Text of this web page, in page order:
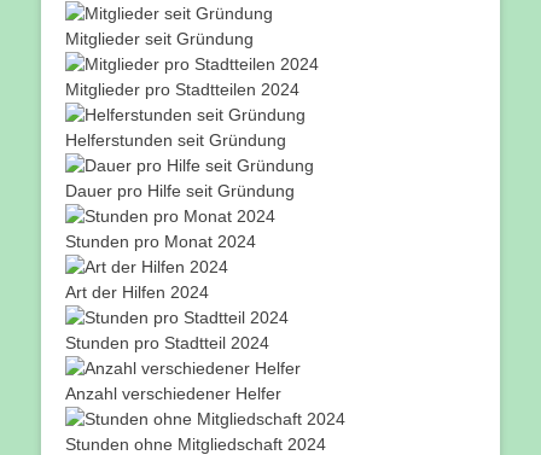
Mitglieder seit Gründung
Mitglieder pro Stadtteilen 2024
Helferstunden seit Gründung
Dauer pro Hilfe seit Gründung
Stunden pro Monat 2024
Art der Hilfen 2024
Stunden pro Stadtteil 2024
Anzahl verschiedener Helfer
Stunden ohne Mitgliedschaft 2024